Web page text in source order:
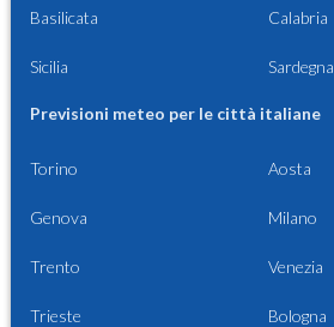
Basilicata Calabria
Sicilia Sardegna
Previsioni meteo per le città italiane
Torino Aosta
Genova Milano
Trento Venezia
Trieste Bologna